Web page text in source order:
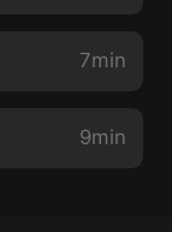
7min
9min